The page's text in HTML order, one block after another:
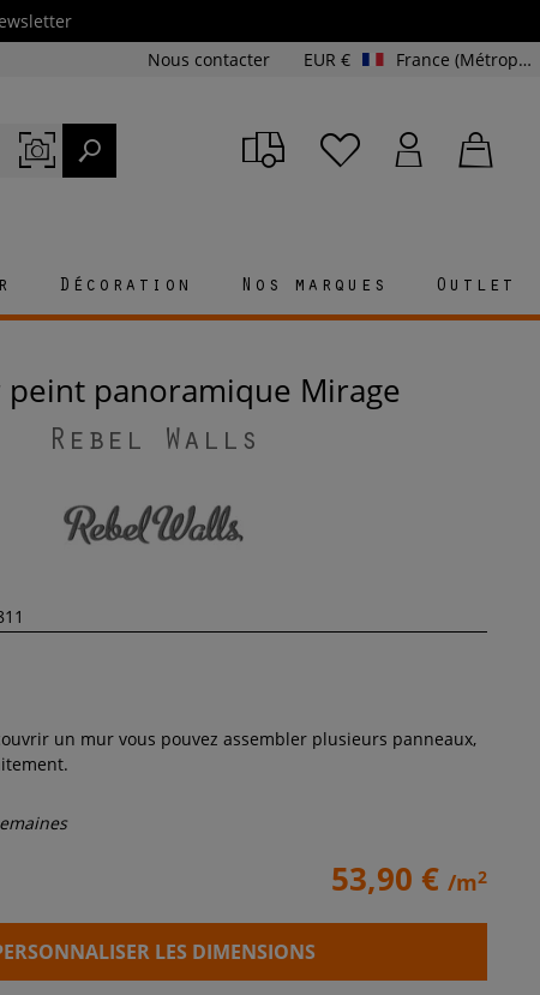
Nous contacter EUR € France (Métropolitaine et Corse)
Décoration Nos marques Outlet
peint panoramique Mirage
Rebel Walls
un mur vous pouvez assembler plusieurs panneaux,
53,90 € /m2
LES DIMENSIONS